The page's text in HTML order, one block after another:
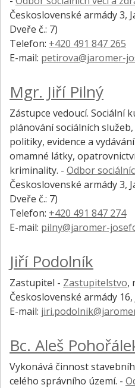
Československé armády 3,
Dveře č.: 7)
Telefon: +420 491 847 265
E-mail: petirova@jaromer-
Mgr. Jiří Pilný
Zástupce vedoucí. Sociální
plánování sociálních
politiky, evidence a
omamné látky,
kriminality. - Odbor
Československé armády 3,
Dveře č.: 7)
Telefon: +420 491 847 274
E-mail: pilny@jaromer-
Jiří Podolník
Zastupitel - Zastupitelstvo,
Československé armády
E-mail:
Bc. Aleš
Vykonává činnost
celého správního území. -